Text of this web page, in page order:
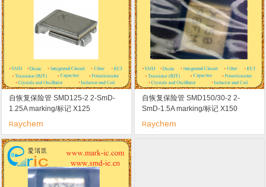
自恢复保险管 SMD125-2 2-SmD-
1.25A marking/标记 X125
Raychem
自恢复保险管 SMD150/30-2 2-
SmD-1.5A marking/标记 X150
Raychem